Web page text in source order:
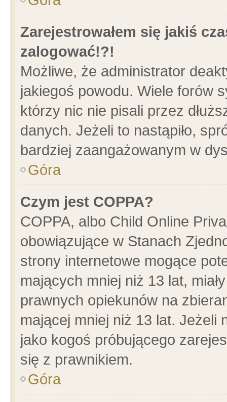
Zarejestrowałem się jakiś
zalogować!?!
Możliwe, że administrator
jakiegoś powodu. Wiele forów
którzy nic nie pisali przez
danych. Jeżeli to nastąpiło,
bardziej zaangażowanym w
Góra
Czym jest COPPA?
COPPA, albo Child Online
obowiązujące w Stanach
strony internetowe mogące
mających mniej niż 13 lat,
prawnych opiekunów na
mającej mniej niż 13 lat. Jeżeli
jako kogoś próbującego
się z prawnikiem.
Góra